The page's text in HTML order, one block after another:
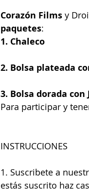
Corazón Films y
paquetes:
1. Chaleco
2. Bolsa plateada
3. Bolsa dorada
Para participar y
INSTRUCCIONES
1. Suscribete a
estás suscrito haz